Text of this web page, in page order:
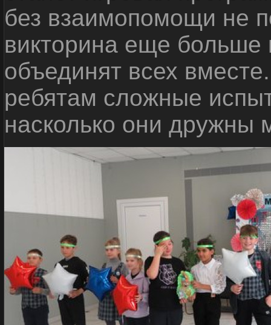
без взаимопомощи не
викторина еще
объединят всех
ребятам сложные
насколько они дружны